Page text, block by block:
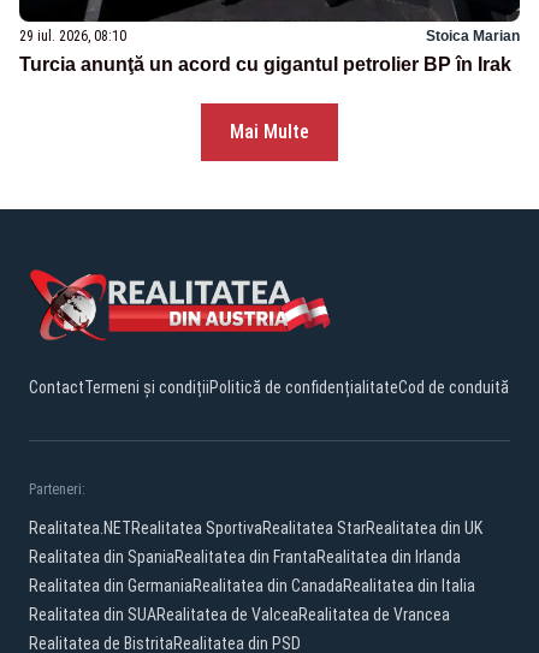
29 iul. 2026, 08:10 Stoica Marian
Turcia anunţă un acord cu gigantul petrolier BP în Irak
Mai Multe
ContactTermeni și condițiiPolitică de confidențialitateCod de conduită
Parteneri:
Realitatea.NETRealitatea SportivaRealitatea StarRealitatea din UK
Realitatea din SpaniaRealitatea din FrantaRealitatea din Irlanda
Realitatea din GermaniaRealitatea din CanadaRealitatea din Italia
Realitatea din SUARealitatea de ValceaRealitatea de Vrancea
Realitatea de BistritaRealitatea din PSD